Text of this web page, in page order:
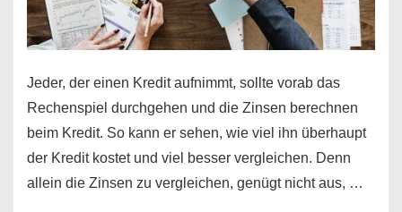
Jeder, der einen Kredit aufnimmt, sollte vorab das
Rechenspiel durchgehen und die Zinsen berechnen
beim Kredit. So kann er sehen, wie viel ihn überhaupt
der Kredit kostet und viel besser vergleichen. Denn
allein die Zinsen zu vergleichen, genügt nicht aus, …